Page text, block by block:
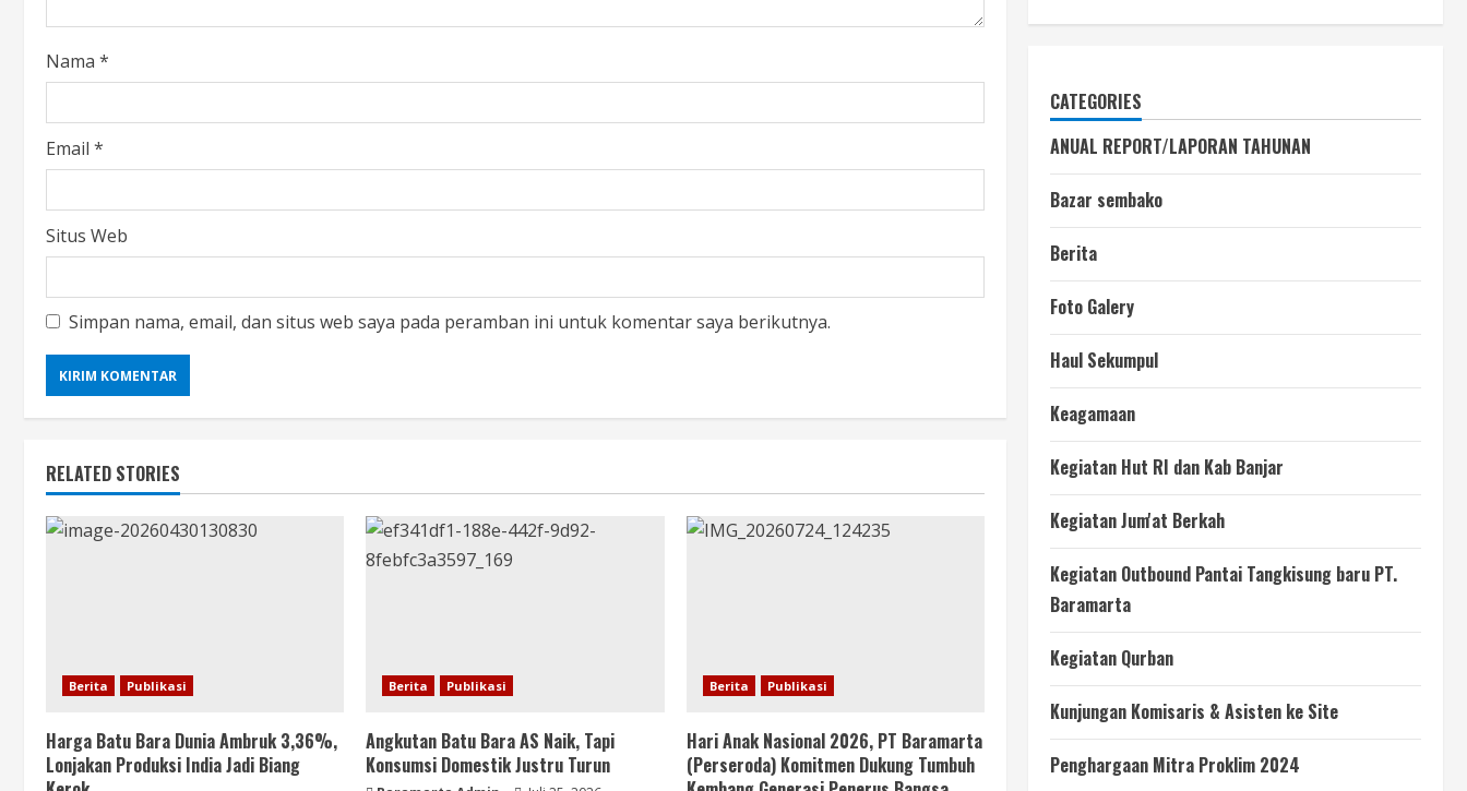
Nama *
Email *
Situs Web
Simpan nama, email, dan situs web saya pada peramban ini untuk komentar saya berikutnya.
RELATED STORIES
Berita Publikasi
Harga Batu Bara Dunia Ambruk 3,36%,
Lonjakan Produksi India Jadi Biang
Berita Publikasi
Angkutan Batu Bara AS Naik, Tapi
Konsumsi Domestik Justru Turun
Berita Publikasi
Hari Anak Nasional 2026, PT Baramarta
(Perseroda) Komitmen Dukung Tumbuh
CATEGORIES
ANUAL REPORT/LAPORAN TAHUNAN
Bazar sembako
Berita
Foto Galery
Haul Sekumpul
Keagamaan
Kegiatan Hut RI dan Kab Banjar
Kegiatan Jum'at Berkah
Kegiatan Outbound Pantai Tangkisung baru PT.
Baramarta
Kegiatan Qurban
Kunjungan Komisaris & Asisten ke Site
Penghargaan Mitra Proklim 2024